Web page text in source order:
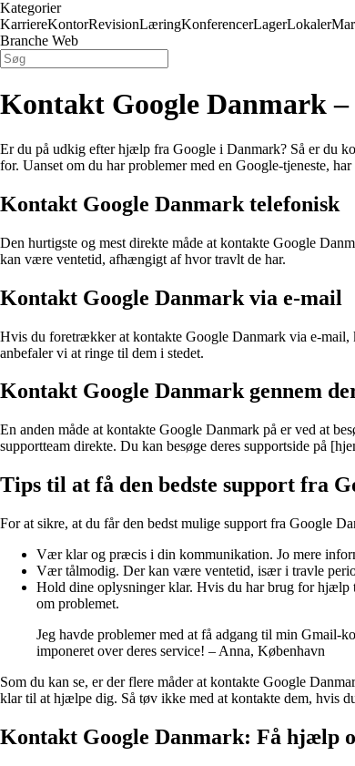
Kategorier
KarriereKontorRevisionLæringKonferencerLagerLokaler
Branche Web
Kontakt Google Danmark
Er du på udkig efter hjælp fra Google i Danmark? Så er du
for. Uanset om du har problemer med en Google-tjeneste,
Kontakt Google Danmark telefonisk
Den hurtigste og mest direkte måde at kontakte Google
kan være ventetid, afhængigt af hvor travlt de har.
Kontakt Google Danmark via e-mail
Hvis du foretrækker at kontakte Google Danmark via e-mail,
anbefaler vi at ringe til dem i stedet.
Kontakt Google Danmark gennem
En anden måde at kontakte Google Danmark på er ved at
supportteam direkte. Du kan besøge deres supportside på
Tips til at få den bedste support fra
For at sikre, at du får den bedst mulige support fra Google
Vær klar og præcis i din kommunikation. Jo mere
Vær tålmodig. Der kan være ventetid, især i travle
Hold dine oplysninger klar. Hvis du har brug for hjælp
om problemet.
Jeg havde problemer med at få adgang til min Gmail-
imponeret over deres service! – Anna, København
Som du kan se, er der flere måder at kontakte Google
klar til at hjælpe dig. Så tøv ikke med at kontakte dem, hvis
Kontakt Google Danmark: Få hjælp